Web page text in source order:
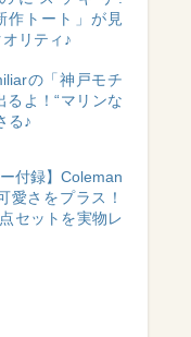
作トート」が見
リティ♪
の「神戸モチ
るよ！“マリンな
る♪
ー付録】Coleman
愛さをプラス！
セットを実物レ